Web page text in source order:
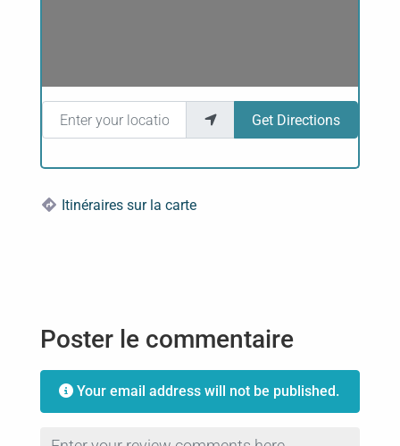
Enter your location
Get Directions
Itinéraires sur la carte
Poster le commentaire
Your email address will not be published.
Review text